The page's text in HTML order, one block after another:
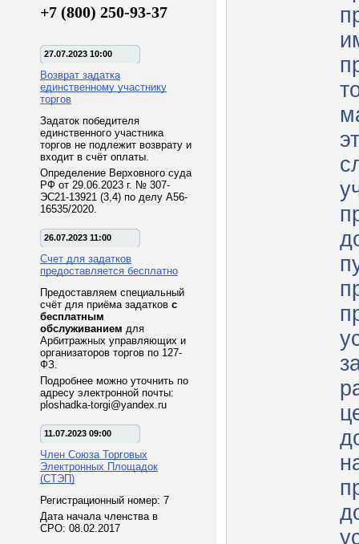
+7 (800) 250-93-37
27.07.2023 10:00
Возврат задатка
единственному участнику
торгов
Задаток победителя
единственного участника
торгов не подлежит возврату и
входит в счёт оплаты.
Определение Верховного суда
РФ от 29.06.2023 г. № 307-
ЭС21-13921 (3,4) по делу А56-
16535/2020.
26.07.2023 11:00
Счет для задатков
предоставляется бесплатно
Предоставляем специальный
счёт для приёма задатков с
бесплатным
обслуживанием для
Арбитражных управляющих и
организаторов торгов по 127-
ФЗ.
Подробнее можно уточнить по
адресу электронной почты:
ploshadka-torgi@yandex.ru
11.07.2023 09:00
Член Союза Торговых
Электронных Площадок
(СТЭП)
Регистрационный номер: 7
Дата начала членства в
СРО: 08.02.2017